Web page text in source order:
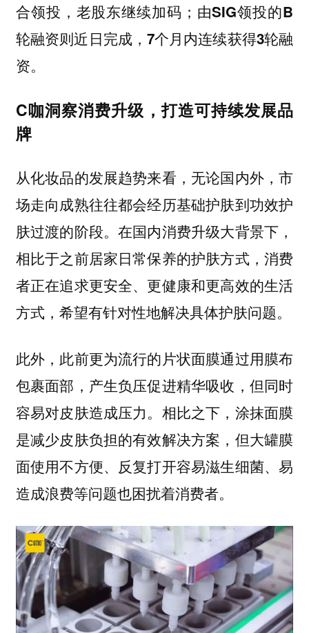
合领投，老股东继续加码； 由SIG领投的B
轮融资则近日完成，7个月内连续获得3轮融
资。
C咖洞察消费升级，打造可持续发展品
牌
从化妆品的发展趋势来看，无论国内外，市
场走向成熟往往都会经历基础护肤到功效护
肤过渡的阶段。在国内消费升级大背景下，
相比于之前居家日常保养的护肤方式，消费
者正在追求更安全、更健康和更高效的生活
方式，希望有针对性地解决具体护肤问题。
此外，此前更为流行的片状面膜通过用膜布
包裹面部，产生负压促进精华吸收，但同时
容易对皮肤造成压力。 相比之下，涂抹面膜
是减少皮肤负担的有效解决方案，但大罐膜
面使用不方便、反复打开容易滋生细菌、易
造成浪费等问题也困扰着消费者。